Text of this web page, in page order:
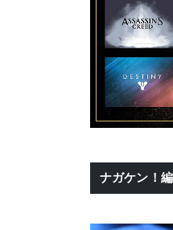
ナガケン！